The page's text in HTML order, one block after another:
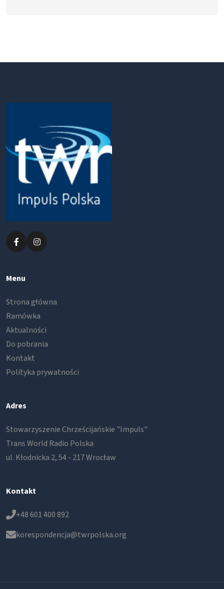
Menu
Strona główna
Ramówka
Aktualności
Do pobrania
Kontakt
Polityka prywatności
Adres
Stowarzyszenie Chrześcijańskie "Impuls"
Trans World Radio Polska
ul. Kłodnicka 2, 54 - 217 Wrocław
Kontakt
+48 601 400 892
korespondencja@twrpolska.org